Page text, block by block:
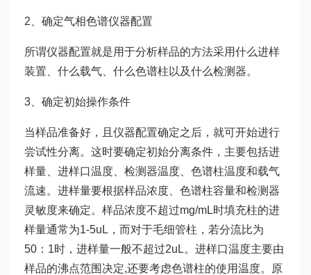
2、确定气相色谱仪器配置
所谓仪器配置就是用于分析样品的方法采用什么进样
装置、什么载气、什么色谱柱以及什么检测器。
3、确定初始操作条件
当样品准备好，且仪器配置确定之后，就可开始进行
尝试性分离。这时要确定初始分离条件，主要包括进
样量、进样口温度、检测器温度、色谱柱温度和载气
流速。进样量要根据样品浓度、色谱柱容量和检测器
灵敏度来确定。样品浓度不超过mg/mL时填充柱的进
样量通常为1-5uL，而对于毛细管柱，若分流比为
50：1时，进样量一般不超过2uL。进样口温度主要由
样品的沸点范围决定,还要考虑色谱柱的使用温度。原